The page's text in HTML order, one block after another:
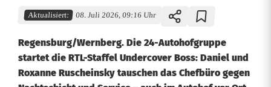
Aktualisiert: 08. Juli 2026, 09:16 Uhr
Regensburg/Wernberg. Die 24-Autohofgruppe
startet die RTL-Staffel Undercover Boss: Daniel und
Roxanne Ruscheinsky tauschen das Chefbüro gegen